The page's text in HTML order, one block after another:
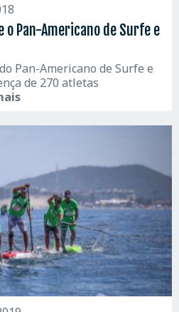
o Pan-Americano de Surfe e
Pan-Americano de Surfe e
de 270 atletas